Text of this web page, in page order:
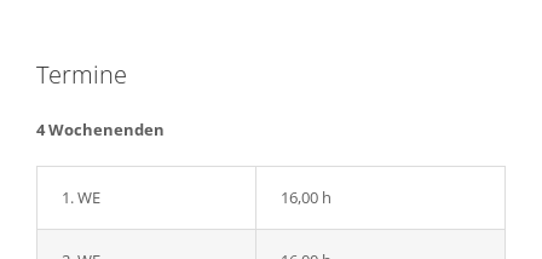
Termine
4 Wochenenden
1. WE 16,00 h